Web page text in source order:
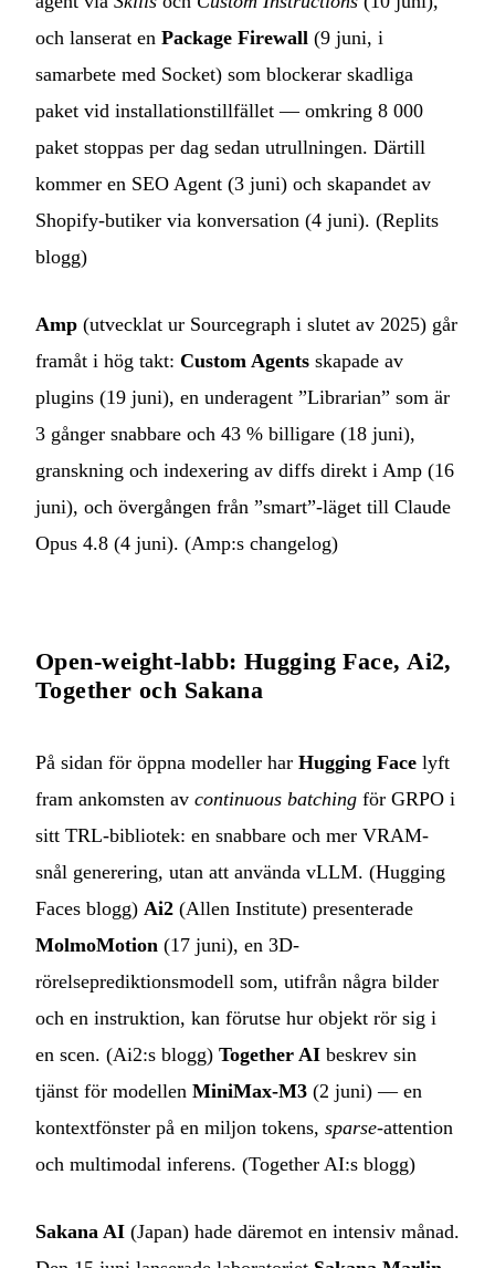
och lanserat en Package Firewall (9 juni, i
samarbete med Socket) som blockerar skadliga
paket vid installationstillfället — omkring 8 000
paket stoppas per dag sedan utrullningen. Därtill
kommer en SEO Agent (3 juni) och skapandet av
Shopify-butiker via konversation (4 juni). (Replits
blogg)
Amp (utvecklat ur Sourcegraph i slutet av 2025) går
framåt i hög takt: Custom Agents skapade av
plugins (19 juni), en underagent ”Librarian” som är
3 gånger snabbare och 43 % billigare (18 juni),
granskning och indexering av diffs direkt i Amp (16
juni), och övergången från ”smart”-läget till Claude
Opus 4.8 (4 juni). (Amp:s changelog)
Open-weight-labb: Hugging Face, Ai2,
Together och Sakana
På sidan för öppna modeller har Hugging Face lyft
fram ankomsten av continuous batching för GRPO i
sitt TRL-bibliotek: en snabbare och mer VRAM-
snål generering, utan att använda vLLM. (Hugging
Faces blogg) Ai2 (Allen Institute) presenterade
MolmoMotion (17 juni), en 3D-
rörelseprediktionsmodell som, utifrån några bilder
och en instruktion, kan förutse hur objekt rör sig i
en scen. (Ai2:s blogg) Together AI beskrev sin
tjänst för modellen MiniMax-M3 (2 juni) — en
kontextfönster på en miljon tokens, sparse-attention
och multimodal inferens. (Together AI:s blogg)
Sakana AI (Japan) hade däremot en intensiv månad.